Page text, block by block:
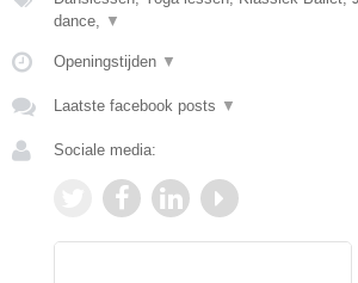
dance,
▼
Openingstijden ▼
Laatste facebook posts ▼
Sociale media: